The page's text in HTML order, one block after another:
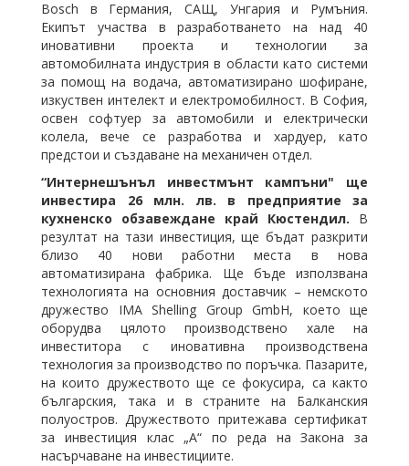
Bosch в Германия, САЩ, Унгария и Румъния.
Екипът участва в разработването на над 40
иновативни проекта и технологии за
автомобилната индустрия в области като системи
за помощ на водача, автоматизирано шофиране,
изкуствен интелект и електромобилност. В София,
освен софтуер за автомобили и електрически
колела, вече се разработва и хардуер, като
предстои и създаване на механичен отдел.
“Интернешънъл инвестмънт кампъни" ще
инвестира 26 млн. лв. в предприятие за
кухненско обзавеждане край Кюстендил. В
резултат на тази инвестиция, ще бъдат разкрити
близо 40 нови работни места в нова
автоматизирана фабрика. Ще бъде използвана
технологията на основния доставчик – немското
дружество IMA Shelling Group GmbH, което ще
оборудва цялото производствено хале на
инвеститора с иновативна производствена
технология за производство по поръчка. Пазарите,
на които дружеството ще се фокусира, са както
българския, така и в страните на Балканския
полуостров. Дружеството притежава сертификат
за инвестиция клас „А“ по реда на Закона за
насърчаване на инвестициите.